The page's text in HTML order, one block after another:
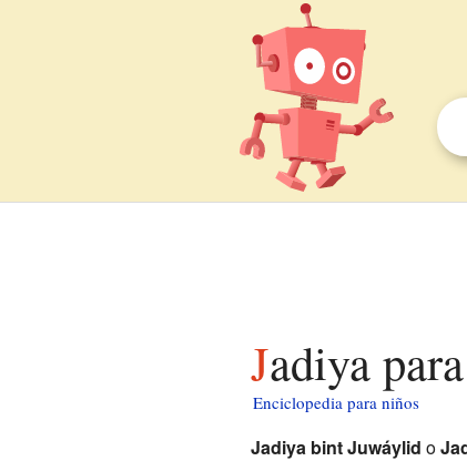
Jadiya
Enciclopedia para niños
Jadiya bint Juwáylid o